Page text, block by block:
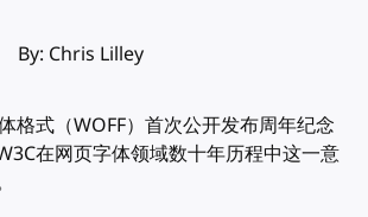
By: Chris Lilley
格式（WOFF）首次公开发布周年纪念
在网页字体领域数十年历程中这一意